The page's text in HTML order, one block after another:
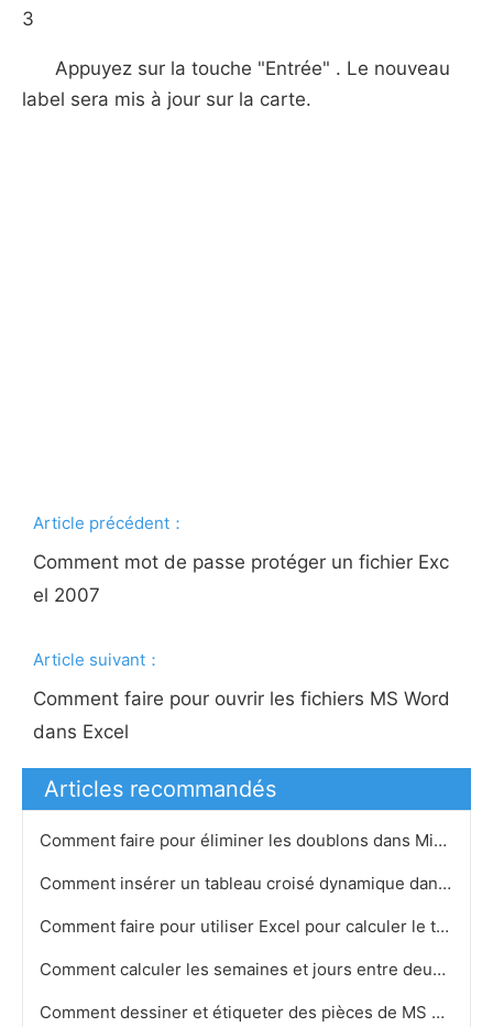
3
Appuyez sur la touche "Entrée" . Le nouveau
label sera mis à jour sur la carte.
Article précédent：
Comment mot de passe protéger un fichier Exc
el 2007
Article suivant：
Comment faire pour ouvrir les fichiers MS Word
dans Excel
Articles recommandés
Comment faire pour éliminer les doublons dans Microsoft Excel
Comment insérer un tableau croisé dynamique dans Excel 2007
Comment faire pour utiliser Excel pour calculer le temps total
Comment calculer les semaines et jours entre deux dates données dans Excel 2003
Comment dessiner et étiqueter des pièces de MS Excel